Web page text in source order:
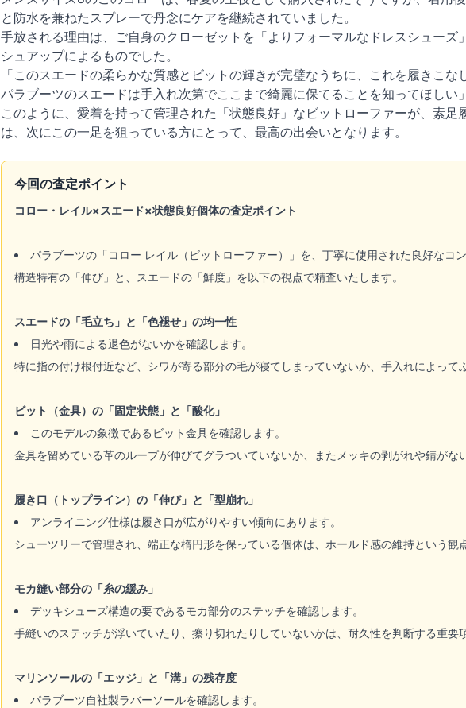
と防水を兼ねたスプレーで丹念にケアを継続されていました。
手放される理由は、ご自身のクローゼットを「よりフォーマルなドレスシュー
シュアップによるものでした。
「このスエードの柔らかな質感とビットの輝きが完璧なうちに、これを履きこな
パラブーツのスエードは手入れ次第でここまで綺麗に保てることを知ってほしい
このように、愛着を持って管理された「状態良好」なビットローファーが、素
は、次にこの一足を狙っている方にとって、最高の出会いとなります。
今回の査定ポイント
コロー・レイル×スエード×状態良好個体の査定ポイント
パラブーツの「コロー レイル（ビットローファー）」を、丁寧に使用された良好なコ
構造特有の「伸び」と、スエードの「鮮度」を以下の視点で精査いたします。
スエードの「毛立ち」と「色褪せ」の均一性
日光や雨による退色がないかを確認します。
特に指の付け根付近など、シワが寄る部分の毛が寝てしまっていないか、手入れによって
ビット（金具）の「固定状態」と「酸化」
このモデルの象徴であるビット金具を確認します。
金具を留めている革のループが伸びてグラついていないか、またメッキの剥がれや錆がな
履き口（トップライン）の「伸び」と「型崩れ」
アンライニング仕様は履き口が広がりやすい傾向にあります。
シューツリーで管理され、端正な楕円形を保っている個体は、ホールド感の維持という観
モカ縫い部分の「糸の緩み」
デッキシューズ構造の要であるモカ部分のステッチを確認します。
手縫いのステッチが浮いていたり、擦り切れたりしていないかは、耐久性を判断する重要
マリンソールの「エッジ」と「溝」の残存度
パラブーツ自社製ラバーソールを確認します。